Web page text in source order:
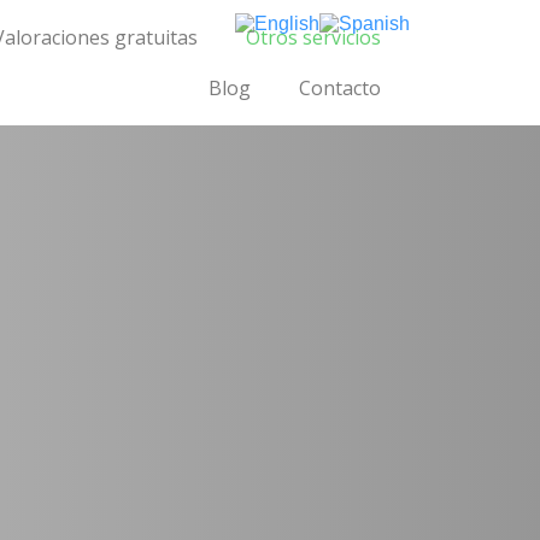
gratuitas
Otros servicios
Blog
Contacto